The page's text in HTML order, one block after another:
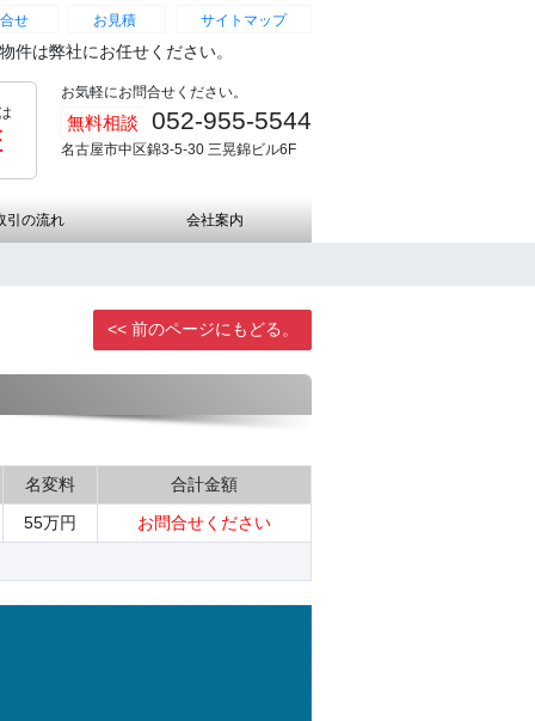
せ お見積 サイトマップ
は弊社にお任せください。
お気軽にお問合せください。
無料相談 052-955-5544
名古屋市中区錦3-5-30 三晃錦ビル6F
引の流れ 会社案内
<< 前のページにもどる。
名変料
合計金額
55万円
お問合せください